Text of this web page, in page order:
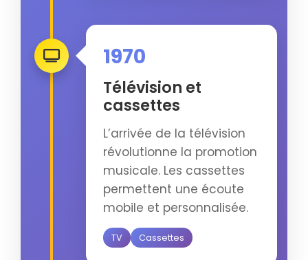
1970
Télévision et
cassettes
L’arrivée de la télévision
révolutionne la promotion
musicale. Les cassettes
permettent une écoute
mobile et personnalisée.
TV Cassettes